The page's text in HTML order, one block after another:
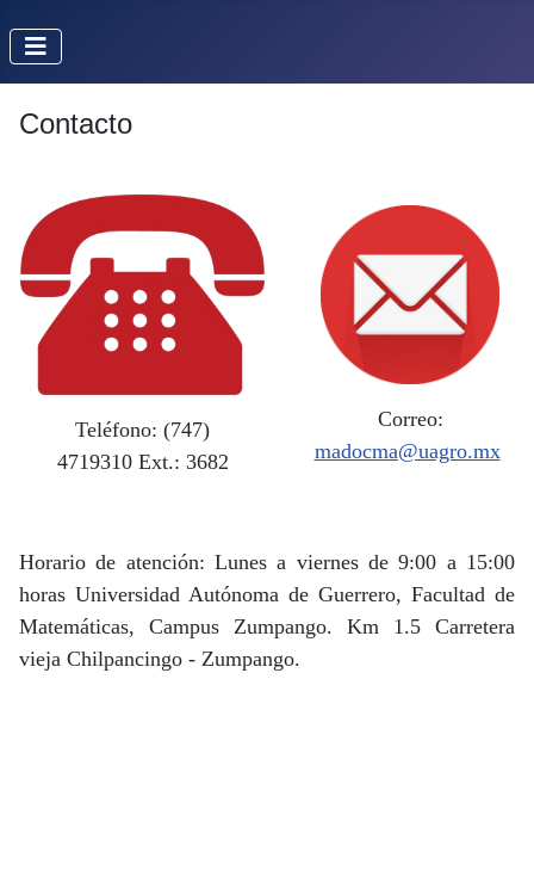
Contacto
Teléfono: (747)
4719310 Ext.: 3682
Correo:
madocma@uagro.mx
Horario de atención: Lunes a viernes de 9:00 a 15:00
horas Universidad Autónoma de Guerrero, Facultad de
Matemáticas, Campus Zumpango. Km 1.5 Carretera
vieja Chilpancingo - Zumpango.